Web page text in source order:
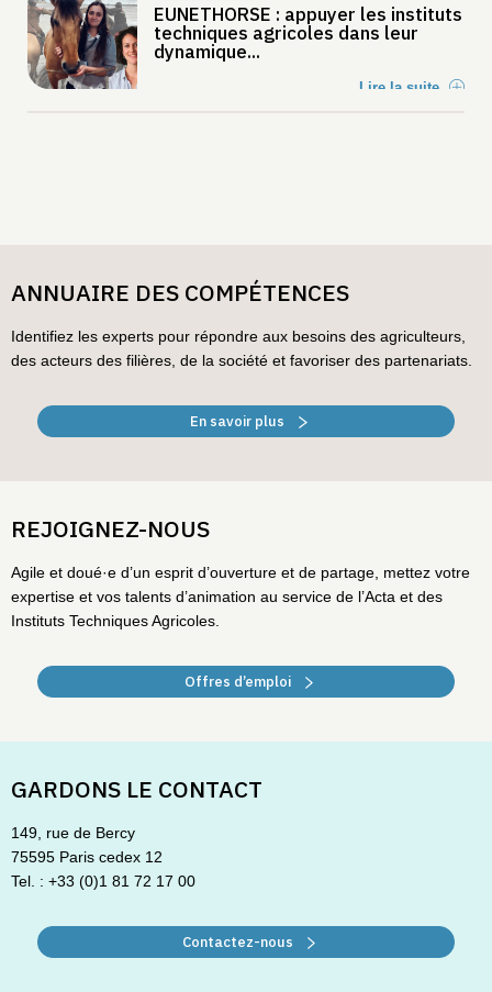
EUNETHORSE : appuyer les instituts
techniques agricoles dans leur
dynamique...
Lire la suite
ANNUAIRE DES COMPÉTENCES
Identifiez les experts pour répondre aux besoins des agriculteurs,
des acteurs des filières, de la société et favoriser des partenariats.
En savoir plus
REJOIGNEZ-NOUS
Agile et doué·e d’un esprit d’ouverture et de partage, mettez votre
expertise et vos talents d’animation au service de l’Acta et des
Instituts Techniques Agricoles.
Offres d’emploi
GARDONS LE CONTACT
149, rue de Bercy
75595 Paris cedex 12
Tel. : +33 (0)1 81 72 17 00
Contactez-nous